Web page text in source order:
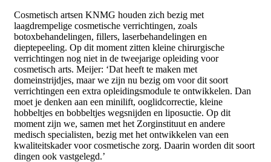
Cosmetisch artsen KNMG houden zich bezig met
laagdrempelige cosmetische verrichtingen, zoals
botoxbehandelingen, fillers, laserbehandelingen en
dieptepeeling. Op dit moment zitten kleine chirurgische
verrichtingen nog niet in de tweejarige opleiding voor
cosmetisch arts. Meijer: ‘Dat heeft te maken met
domeinstrijdjes, maar we zijn nu bezig om voor dit soort
verrichtingen een extra opleidingsmodule te ontwikkelen. Dan
moet je denken aan een minilift, ooglidcorrectie, kleine
hobbeltjes en bobbeltjes wegsnijden en liposuctie. Op dit
moment zijn we, samen met het Zorginstituut en andere
medisch specialisten, bezig met het ontwikkelen van een
kwaliteitskader voor cosmetische zorg. Daarin worden dit soort
dingen ook vastgelegd.’